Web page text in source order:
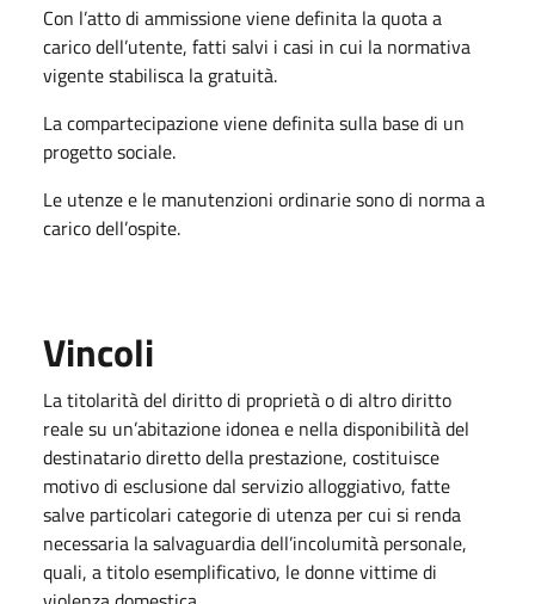
Con l’atto di ammissione viene definita la quota a
carico dell’utente, fatti salvi i casi in cui la normativa
vigente stabilisca la gratuità.
La compartecipazione viene definita sulla base di un
progetto sociale.
Le utenze e le manutenzioni ordinarie sono di norma a
carico dell’ospite.
Vincoli
La titolarità del diritto di proprietà o di altro diritto
reale su un’abitazione idonea e nella disponibilità del
destinatario diretto della prestazione, costituisce
motivo di esclusione dal servizio alloggiativo, fatte
salve particolari categorie di utenza per cui si renda
necessaria la salvaguardia dell’incolumità personale,
quali, a titolo esemplificativo, le donne vittime di